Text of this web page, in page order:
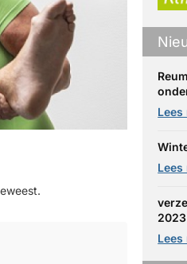
Lees
Lees
2023
Lees